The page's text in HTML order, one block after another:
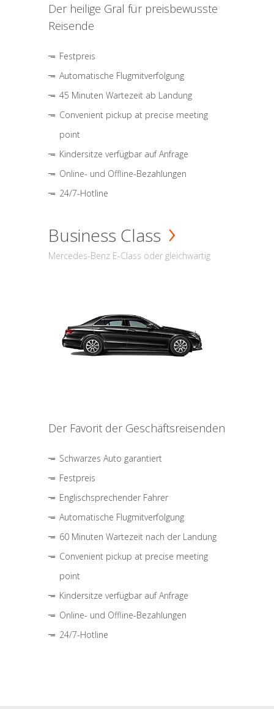
Der heilige Gral für preisbewusste
Reisende
Festpreis
Automatische Flugmitverfolgung
45 Minuten Wartezeit ab Landung
Convenient pickup at precise meeting
point
Kindersitze verfügbar auf Anfrage
Online- und Offline-Bezahlungen
24/7-Hotline
Business Class
Mercedes-Benz E-Class oder gleichwärtig
Der Favorit der Geschäftsreisenden
Schwarzes Auto garantiert
Festpreis
Englischsprechender Fahrer
Automatische Flugmitverfolgung
60 Minuten Wartezeit nach der Landung
Convenient pickup at precise meeting
point
Kindersitze verfügbar auf Anfrage
Online- und Offline-Bezahlungen
24/7-Hotline